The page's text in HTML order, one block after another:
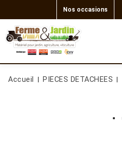
Nos occasions
Accueil PIECES DETACHEES